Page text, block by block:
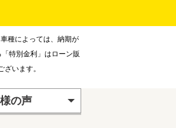
種によっては、納期が
特別金利」はローン販
います。
の声